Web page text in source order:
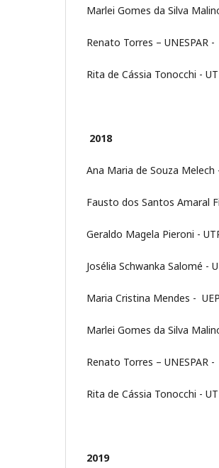
Marlei Gomes da Silva
Renato Torres – UNESPAR -
Rita de Cássia Tonocchi -
2018
Ana Maria de Souza Melech
Fausto dos Santos Amaral
Geraldo Magela Pieroni -
Josélia Schwanka Salomé -
Maria Cristina Mendes -
Marlei Gomes da Silva
Renato Torres – UNESPAR -
Rita de Cássia Tonocchi -
2019